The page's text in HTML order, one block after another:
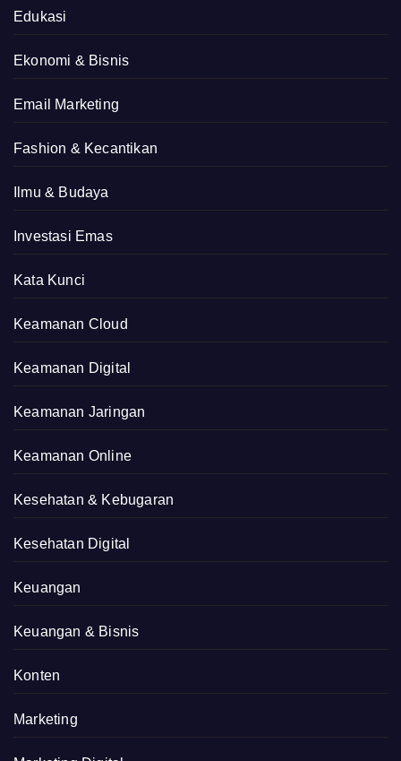
Edukasi
Ekonomi & Bisnis
Email Marketing
Fashion & Kecantikan
Ilmu & Budaya
Investasi Emas
Kata Kunci
Keamanan Cloud
Keamanan Digital
Keamanan Jaringan
Keamanan Online
Kesehatan & Kebugaran
Kesehatan Digital
Keuangan
Keuangan & Bisnis
Konten
Marketing